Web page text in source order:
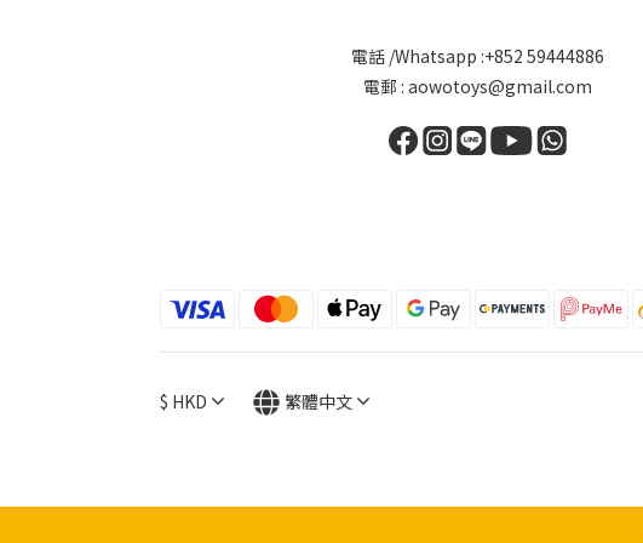
電話 /Whatsapp :+852 59444886
電郵 : aowotoys@gmail.com
$ HKD 繁體中文